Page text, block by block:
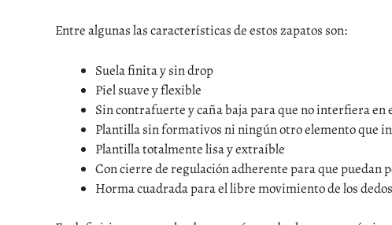
Entre algunas las características de estos zapatos son:
Suela finita y sin drop
Piel suave y flexible
Sin contrafuerte y caña baja para que no interfiera en
Plantilla sin formativos ni ningún otro elemento que
Plantilla totalmente lisa y extraíble
Con cierre de regulación adherente para que puedan
Horma cuadrada para el libre movimiento de los dedos